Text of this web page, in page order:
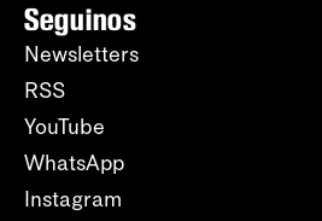
Seguinos
Newsletters
RSS
YouTube
WhatsApp
Instagram